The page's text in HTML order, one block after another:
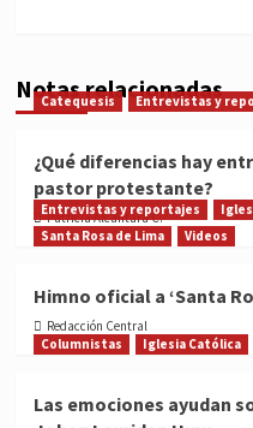
Notas relacionadas
Catequesis Entrevistas y
¿Qué diferencias hay
pastor protestante?
Patricia Alcántara C.
Entrevistas y reportajes
Santa Rosa de Lima
Videos
Himno oficial a ‘Santa
Redacción Central
Columnistas
Iglesia Católica
Las emociones ayudan